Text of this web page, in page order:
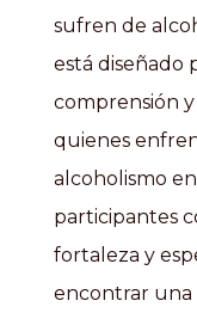
sufren de
está diseñado
comprensión
quienes
alcoholismo
participantes
fortaleza y
encontrar una